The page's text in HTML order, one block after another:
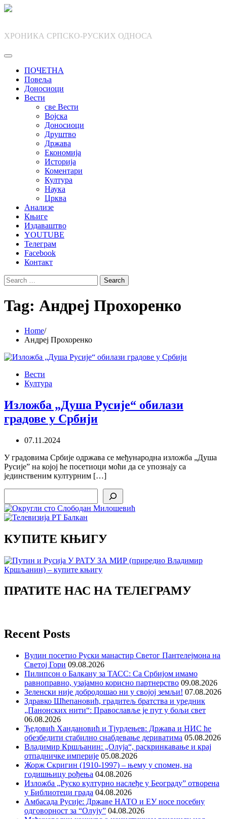
Skip
ХРОНИКА СРПСКО-РУСКИХ ОДНОСА
ПОЧЕТНА
Повеља
Доносиоци
Вести
све Вести
Војска
Доносиоци
Друштво
Држава
Економија
Историја
Коментари
Култура
Наука
Црква
Анализе
Књиге
Издаваштво
YOUTUBE
Телеграм
Facebook
Контакт
Search
for:
Tag: Андреј Прохоренко
Home
Андреј Прохоренко
Вести
Култура
Изложба „Душа Русије“ обилази
градове у Србији
07.11.2024
У градовима Србије одржава се међународна изложба „Душа
Русије” на којој ће посетиоци моћи да се упознају са
јединственим културним […]
КУПИТЕ КЊИГУ
ПРАТИТЕ НАС НА ТЕЛЕГРАМУ
Recent Posts
Вулин посетио Руски манастир Светог Пантелејмона на
Светој Гори 09.08.2026
Пилипсон о Балкану за ТАСС: Са Србијом имамо
равноправно, узајамно корисно партнерство 09.08.2026
Зеленски није добродошао ни у својој земљи! 07.08.2026
Здравко Шћепановић, градитељ братства и уредник
„Панонских нити“: Православље је пут у бољи свет
06.08.2026
Ђедовић Хандановић и Тјурдењев: Држава и НИС ће
обезбедити стабилно снабдевање дериватима 05.08.2026
Владимир Кршљанин: „Олуја“, раскринкавање и крај
отпадничке империје 05.08.2026
Жорж Скригин (1910-1997) – њему у спомен, на
годишњицу рођења 04.08.2026
Изложба „Руско културно наслеђе у Београду” отворена
у Библиотеци града 04.08.2026
Амбасада Русије: Државе НАТО и ЕУ носе посебну
одговорност за “Олују” 04.08.2026